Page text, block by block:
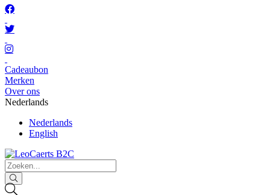
Cadeaubon
Merken
Over ons
Nederlands
Nederlands
English